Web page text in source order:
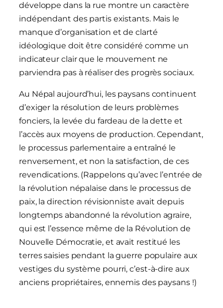
développe dans la rue montre un caractère
indépendant des partis existants. Mais le
manque d’organisation et de clarté
idéologique doit être considéré comme un
indicateur clair que le mouvement ne
parviendra pas à réaliser des progrès sociaux.
Au Népal aujourd’hui, les paysans continuent
d’exiger la résolution de leurs problèmes
fonciers, la levée du fardeau de la dette et
l’accès aux moyens de production. Cependant,
le processus parlementaire a entraîné le
renversement, et non la satisfaction, de ces
revendications. (Rappelons qu’avec l’entrée de
la révolution népalaise dans le processus de
paix, la direction révisionniste avait depuis
longtemps abandonné la révolution agraire,
qui est l’essence même de la Révolution de
Nouvelle Démocratie, et avait restitué les
terres saisies pendant la guerre populaire aux
vestiges du système pourri, c’est-à-dire aux
anciens propriétaires, ennemis des paysans !)